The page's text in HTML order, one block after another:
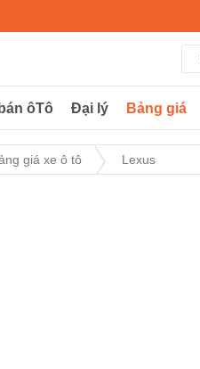
ôTô Đại lý Bảng giá
giá xe ô tô Lexus